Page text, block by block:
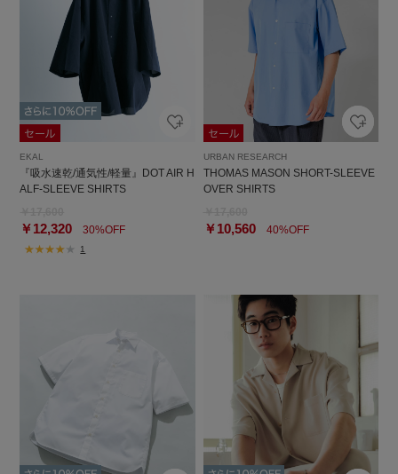
EKAL
『吸水速乾/通気性/軽量』DOT AIR H
ALF-SLEEVE SHIRTS
￥12,320 30%OFF
1
URBAN RESEARCH
THOMAS MASON SHORT-SLEEVE
OVER SHIRTS
￥10,56040%OFF